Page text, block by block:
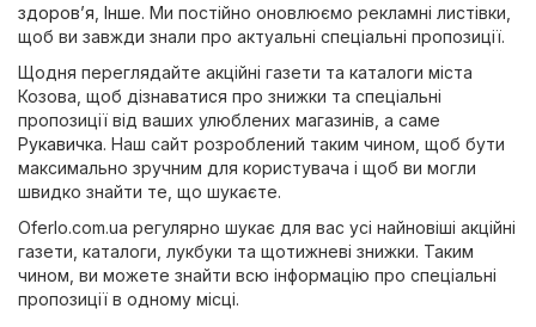
здоров’я Інше. Ми постійно оновлюємо рекламні листівки,
щоб ви завжди знали про актуальні спеціальні пропозиції.
Щодня переглядайте акційні газети та каталоги міста
Козова, щоб дізнаватися про знижки та спеціальні
пропозиції від ваших улюблених магазинів, а саме
Рукавичка. Наш сайт розроблений таким чином, щоб бути
максимально зручним для користувача і щоб ви могли
швидко знайти те, що шукаєте.
Oferlo.com.ua регулярно шукає для вас усі найновіші акційні
газети, каталоги, лукбуки та щотижневі знижки. Таким
чином, ви можете знайти всю інформацію про спеціальні
пропозиції в одному місці.